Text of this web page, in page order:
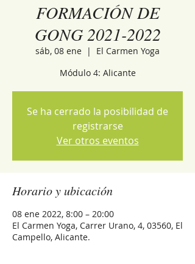
FORMACIÓN DE
GONG 2021-2022
sáb, 08 ene
  |
El Carmen Yoga
Módulo 4: Alicante
Se ha cerrado la posibilidad de
registrarse
Ver otros eventos
Horario y ubicación
08 ene 2022, 8:00 – 20:00
El Carmen Yoga, Carrer Urano, 4, 03560, El
Campello, Alicante.